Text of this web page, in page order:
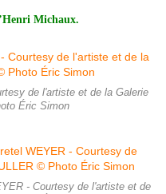
Michaux.
de l'artiste et de la Galerie
Éric Simon
- Courtesy de l'artiste et de